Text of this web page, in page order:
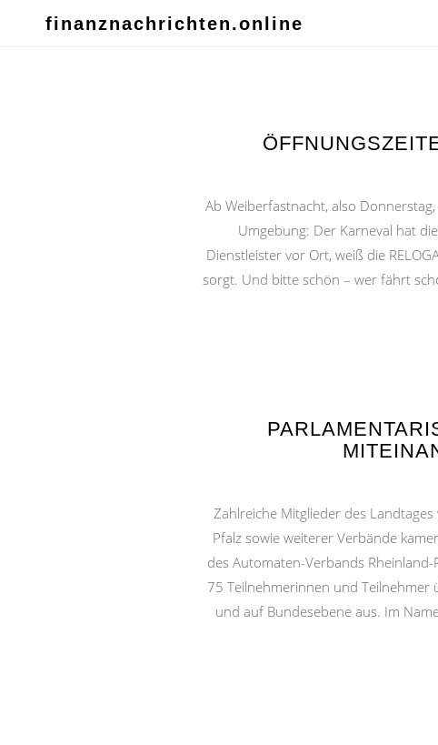
finanznachrichten.online
Ab Weiberfastnacht, also
Umgebung: Der Karneval hat
Dienstleister vor Ort, weiß die
sorgt. Und bitte schön – wer fährt
Zahlreiche Mitglieder des
Pfalz sowie weiterer Verbände
des Automaten-Verbands
75 Teilnehmerinnen und Teilnehmer
und auf Bundesebene aus. Im